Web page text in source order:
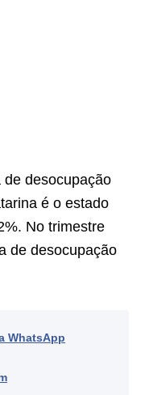
de desocupação
é o estado
No trimestre
de desocupação
WhatsApp